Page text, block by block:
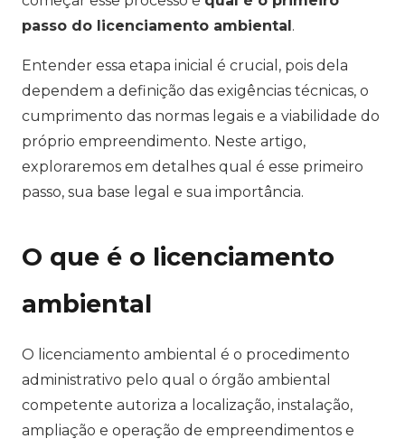
passo do licenciamento ambiental.
Entender essa etapa inicial é crucial, pois dela
dependem a definição das exigências técnicas, o
cumprimento das normas legais e a viabilidade do
próprio empreendimento. Neste artigo,
exploraremos em detalhes qual é esse primeiro
passo, sua base legal e sua importância.
O que é o licenciamento
ambiental
O licenciamento ambiental é o procedimento
administrativo pelo qual o órgão ambiental
competente autoriza a localização, instalação,
ampliação e operação de empreendimentos e